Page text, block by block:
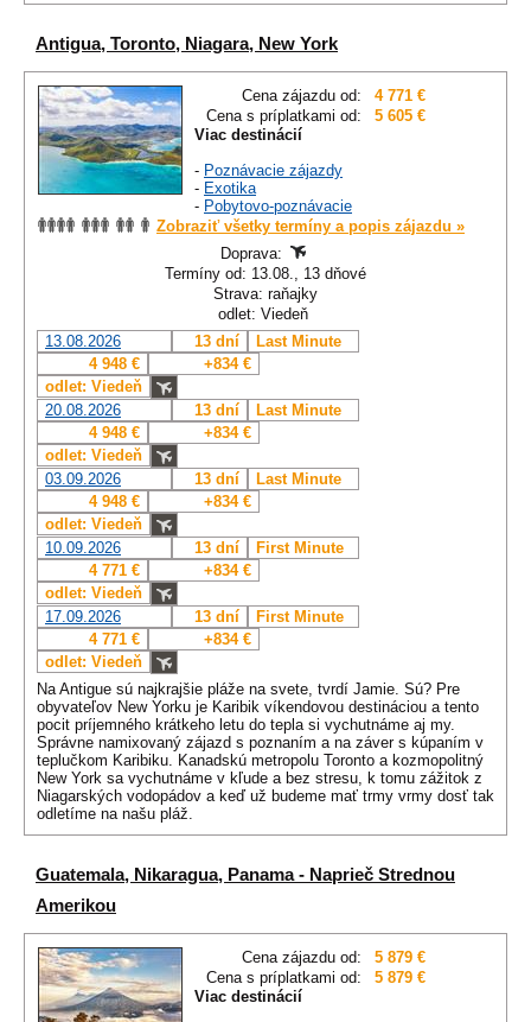
Antigua, Toronto, Niagara, New York
Cena zájazdu od:
4 771 €
Cena s príplatkami od:
5 605 €
Viac destinácií
- Poznávacie zájazdy
- Exotika
- Pobytovo-poznávacie
Zobraziť všetky termíny a popis zájazdu »
Doprava:
Termíny od: 13.08., 13 dňové
Strava: raňajky
odlet: Viedeň
13.08.2026
13 dní
Last Minute
4 948 €
+834 €
odlet: Viedeň
20.08.2026
13 dní
Last Minute
4 948 €
+834 €
odlet: Viedeň
03.09.2026
13 dní
Last Minute
4 948 €
+834 €
odlet: Viedeň
10.09.2026
13 dní
First Minute
4 771 €
+834 €
odlet: Viedeň
17.09.2026
13 dní
First Minute
4 771 €
+834 €
odlet: Viedeň
Na Antigue sú najkrajšie pláže na svete, tvrdí Jamie. Sú? Pre
obyvateľov New Yorku je Karibik víkendovou destináciou a tento
pocit príjemného krátkeho letu do tepla si vychutnáme aj my.
Správne namixovaný zájazd s poznaním a na záver s kúpaním v
teplučkom Karibiku. Kanadskú metropolu Toronto a kozmopolitný
New York sa vychutnáme v kľude a bez stresu, k tomu zážitok z
Niagarských vodopádov a keď už budeme mať trmy vrmy dosť tak
odletíme na našu pláž.
Guatemala, Nikaragua, Panama - Naprieč Strednou
Amerikou
Cena zájazdu od:
5 879 €
Cena s príplatkami od:
5 879 €
Viac destinácií